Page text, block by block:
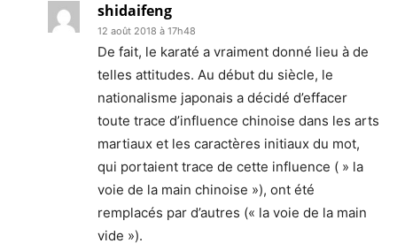
shidaifeng
12 août 2018 à 17h48
De fait, le karaté a vraiment donné lieu à de
telles attitudes. Au début du siècle, le
nationalisme japonais a décidé d’effacer
toute trace d’influence chinoise dans les arts
martiaux et les caractères initiaux du mot,
qui portaient trace de cette influence ( » la
voie de la main chinoise »), ont été
remplacés par d’autres (« la voie de la main
vide »).